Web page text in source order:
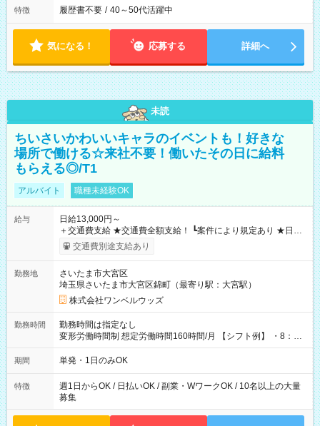
特徴 履歴書不要 / 40～50代活躍中
気になる！ 応募する 詳細へ
未読
ちいさいかわいいキャラのイベントも！好きな
場所で働ける☆来社不要！働いたその日に給料
もらえる◎/T1
アルバイト 職種未経験OK
給与
日給13,000円～
＋交通費支給 ★交通費全額支給！ ┗案件により規定あり ★日払
いOK！（規定あり） ┗働いたその日に現金GET♪ お仕事後はコ
ンビニATMから 日払い分を引き落とせます！ 【試用期間】試
交通費別途支給あり
勤務地
さいたま市大宮区
埼玉県さいたま市大宮区錦町（最寄り駅：大宮駅）
株式会社ワンベルウッズ
勤務時間
勤務時間は指定なし
変形労働時間制 想定労働時間160時間/月 【シフト例】 ・8：00
～21：00
期間 単発・1日のみOK
特徴
週1日からOK / 日払いOK / 副業・WワークOK / 10名以上の大量
募集